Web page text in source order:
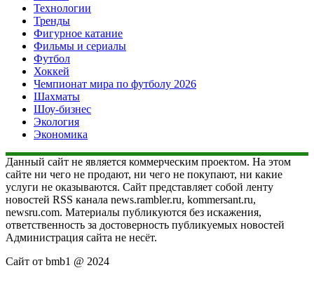
Технологии
Тренды
Фигурное катание
Фильмы и сериалы
Футбол
Хоккей
Чемпионат мира по футболу 2026
Шахматы
Шоу-бизнес
Экология
Экономика
Данный сайт не является коммерческим проектом. На этом
сайте ни чего не продают, ни чего не покупают, ни какие
услуги не оказываются. Сайт представляет собой ленту
новостей RSS канала news.rambler.ru, kommersant.ru,
newsru.com. Материалы публикуются без искажения,
ответственность за достоверность публикуемых новостей
Администрация сайта не несёт.
Сайт от bmb1 @ 2024